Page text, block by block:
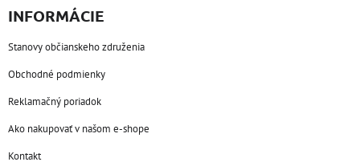
INFORMÁCIE
Stanovy občianskeho združenia
Obchodné podmienky
Reklamačný poriadok
Ako nakupovať v našom e-shope
Kontakt